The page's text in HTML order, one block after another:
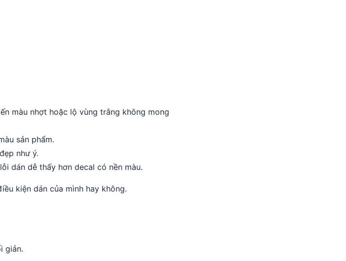
màu nhợt hoặc lộ vùng trắng không mong
sản phẩm.
như ý.
dán dễ thấy hơn decal có nền màu.
kiện dán của mình hay không.
giản.